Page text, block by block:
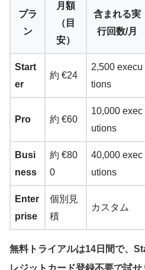
プラ
ン
月額
（目
安）
含まれる実
行回数/月
Start
er
約 €24
2,500 execu
tions
Pro 約 €60
10,000 exec
utions
Busi
ness
約 €80
0
40,000 exec
utions
Enter
prise
個別見
積
カスタム
無料トライアルは14日間で、